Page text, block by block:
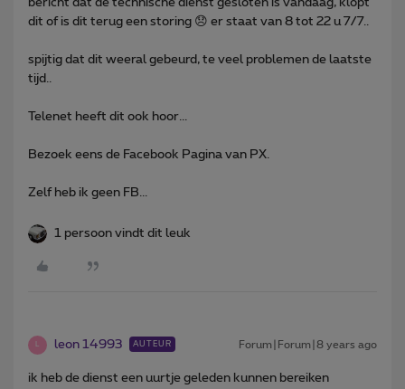
dit of is dit terug een storing 😞 er staat van 8 tot 22 u 7/7..
spijtig dat dit weeral gebeurd, te veel problemen de laatste
tijd..
Telenet heeft dit ook hoor...
Bezoek eens de Facebook Pagina van PX.
Zelf heb ik geen FB...
1 persoon vindt dit leuk
L leon 14993 AUTEUR Forum|Forum|8 years ago
ik heb de dienst een uurtje geleden kunnen bereiken